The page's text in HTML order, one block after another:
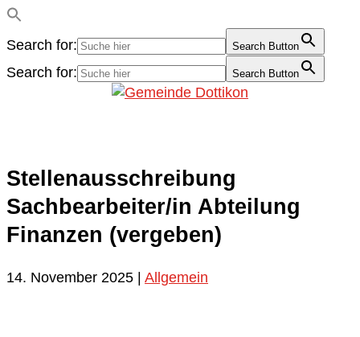
Search for: Search Button
Search for: Search Button
Stellenausschreibung
Sachbearbeiter/in Abteilung
Finanzen (vergeben)
14. November 2025 | Allgemein